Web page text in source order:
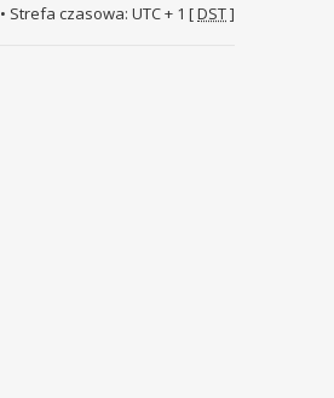
• Strefa czasowa: UTC + 1 [DST]